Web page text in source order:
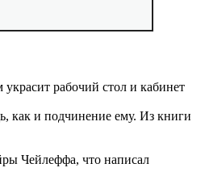
рабочий стол и кабинет
как и подчинение ему. Из книги
Чейлеффа, что написал